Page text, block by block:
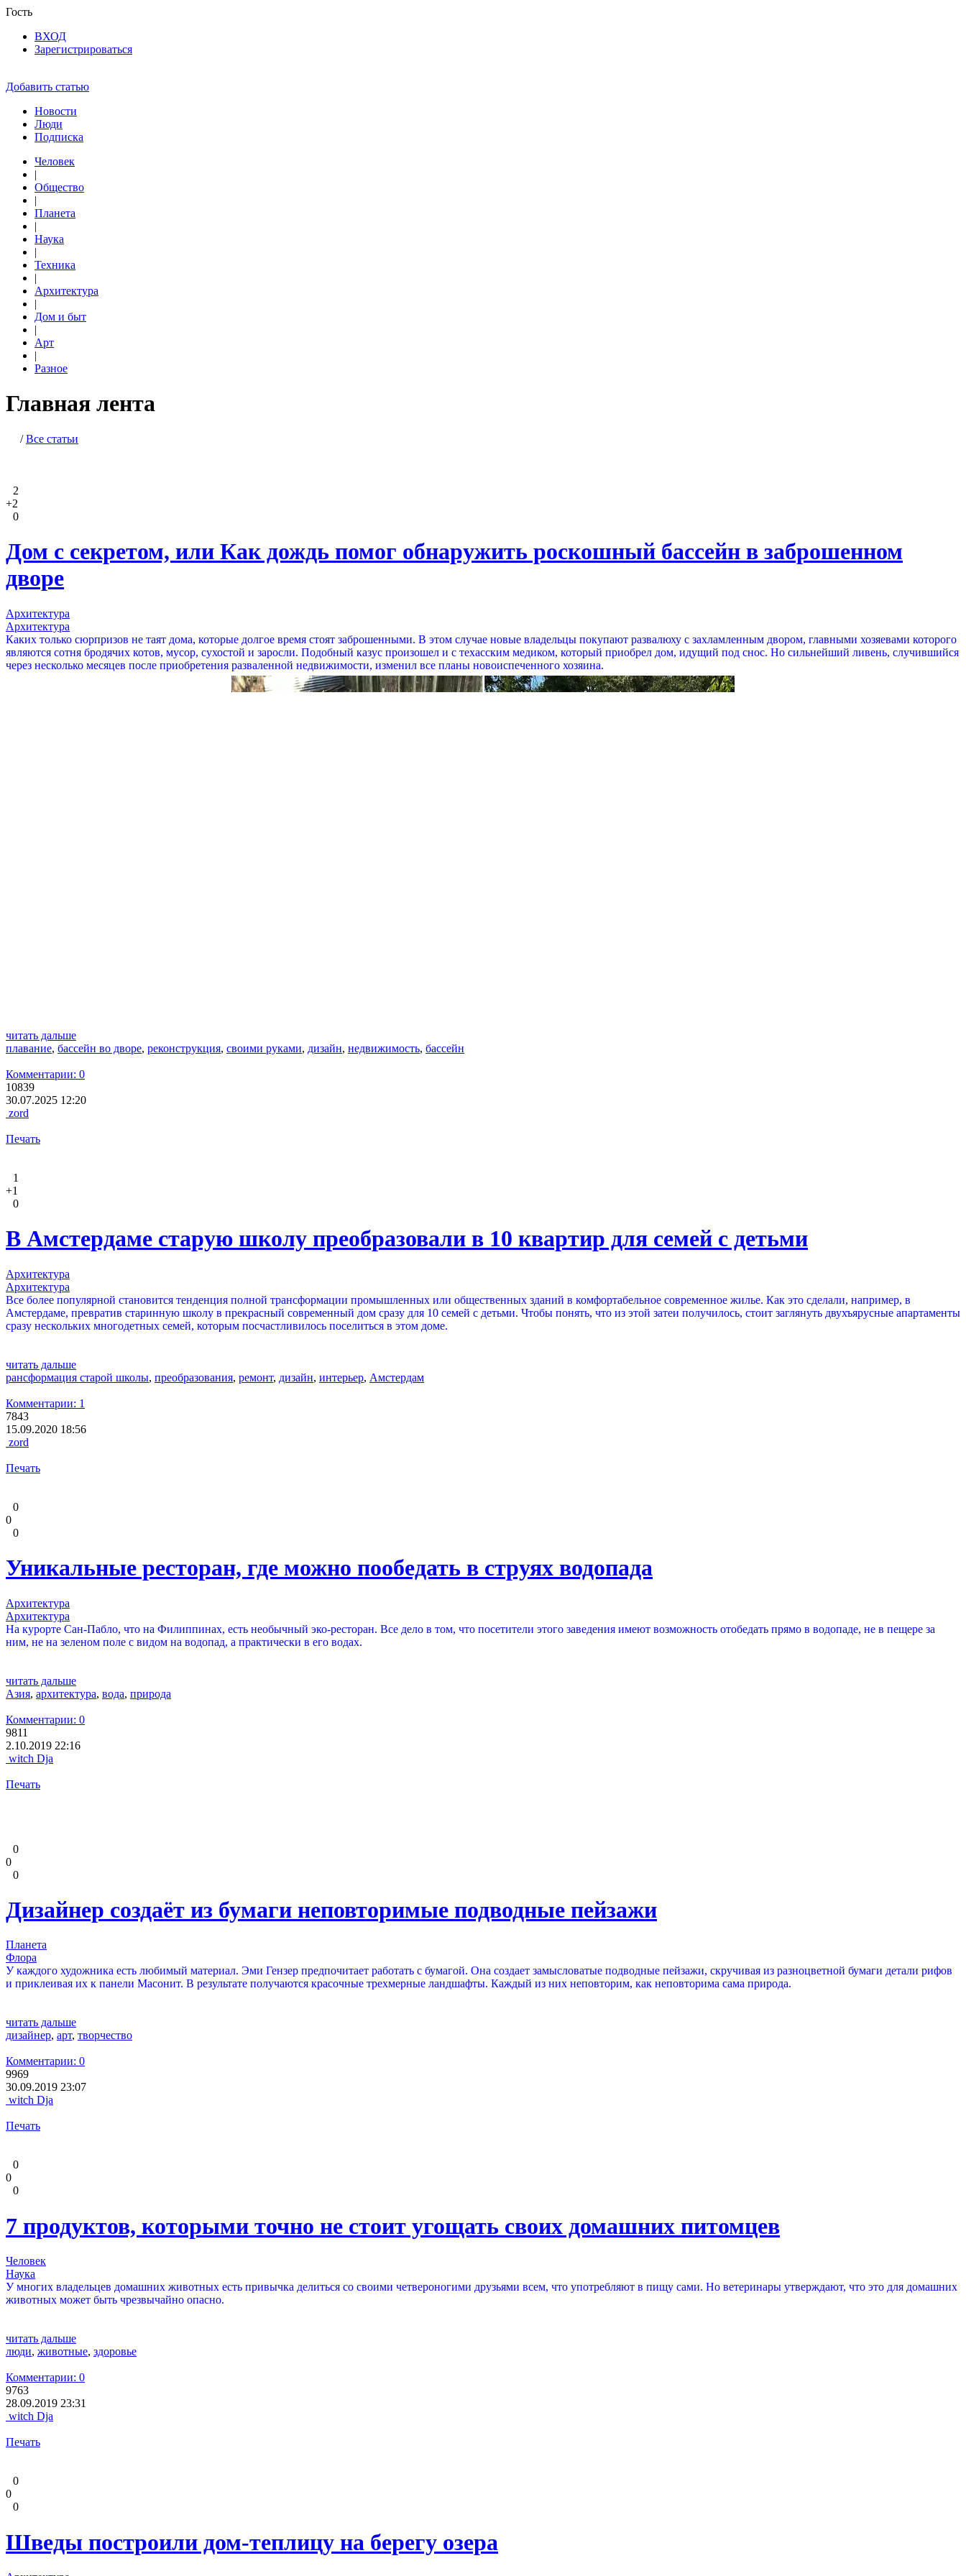
Гость
ВХОД
Зарегистрироваться
Добавить статью
Новости
Люди
Подписка
Человек
|
Общество
|
Планета
|
Наука
|
Техника
|
Архитектура
|
Дом и быт
|
Арт
|
Разное
Главная лента
/Все статьи
2
+2
0
Дом с секретом, или Как дождь помог обнаружить роскошный бассейн в заброшенном
дворе
Архитектура
Архитектура
Каких только сюрпризов не таят дома, которые долгое время стоят заброшенными. В этом случае новые владельцы покупают развалюху с захламленным двором, главными хозяевами которого
являются сотня бродячих котов, мусор, сухостой и заросли. Подобный казус произошел и с техасским медиком, который приобрел дом, идущий под снос. Но сильнейший ливень, случившийся
через несколько месяцев после приобретения разваленной недвижимости, изменил все планы новоиспеченного хозяина.
читать дальше
плавание, бассейн во дворе, реконструкция, своими руками, дизайн, недвижимость, бассейн
Комментарии: 0
10839
30.07.2025 12:20
zord
Печать
1
+1
0
В Амстердаме старую школу преобразовали в 10 квартир для семей с детьми
Архитектура
Архитектура
Все более популярной становится тенденция полной трансформации промышленных или общественных зданий в комфортабельное современное жилье. Как это сделали, например, в
Амстердаме, превратив старинную школу в прекрасный современный дом сразу для 10 семей с детьми. Чтобы понять, что из этой затеи получилось, стоит заглянуть двухъярусные апартаменты
сразу нескольких многодетных семей, которым посчастливилось поселиться в этом доме.
читать дальше
рансформация старой школы, преобразования, ремонт, дизайн, интерьер, Амстердам
Комментарии: 1
7843
15.09.2020 18:56
zord
Печать
0
0
0
Уникальные ресторан, где можно пообедать в струях водопада
Архитектура
Архитектура
На курорте Сан-Пабло, что на Филиппинах, есть необычный эко-ресторан. Все дело в том, что посетители этого заведения имеют возможность отобедать прямо в водопаде, не в пещере за
ним, не на зеленом поле с видом на водопад, а практически в его водах.
читать дальше
Азия, архитектура, вода, природа
Комментарии: 0
9811
2.10.2019 22:16
witch Dja
Печать
0
0
0
Дизайнер создаёт из бумаги неповторимые подводные пейзажи
Планета
Флора
У каждого художника есть любимый материал. Эми Гензер предпочитает работать с бумагой. Она создает замысловатые подводные пейзажи, скручивая из разноцветной бумаги детали рифов
и приклеивая их к панели Масонит. В результате получаются красочные трехмерные ландшафты. Каждый из них неповторим, как неповторима сама природа.
читать дальше
дизайнер, арт, творчество
Комментарии: 0
9969
30.09.2019 23:07
witch Dja
Печать
0
0
0
7 продуктов, которыми точно не стоит угощать своих домашних питомцев
Человек
Наука
У многих владельцев домашних животных есть привычка делиться со своими четвероногими друзьями всем, что употребляют в пищу сами. Но ветеринары утверждают, что это для домашних
животных может быть чрезвычайно опасно.
читать дальше
люди, животные, здоровье
Комментарии: 0
9763
28.09.2019 23:31
witch Dja
Печать
0
0
0
Шведы построили дом-теплицу на берегу озера